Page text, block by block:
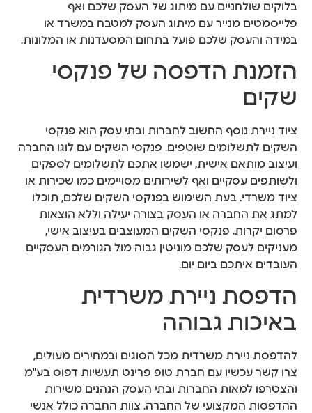
בלוקים שולחניים עם מיתוג של העסק שלכם ואף
פלייסמטים מנייר עם מיתוג העסק למטבח במשרד או
במידה והעסק שלכם פועל בתחום המסעדנות או המלונות.
הזמנת הדפסה של פנקסי
שקים
ציוד ניירת נוסף החשוב לחברות ובתי עסק הוא פנקסי
השקים לתשלומים שוטפים. פנקסי השקים עם לוגו החברה
ועיצוב מותאם אישית, ישמשו אתכם לתשלומים לספקים
ולשותפים עסקיים ואף לשירותים מסויימים כמו שכירות או
ציוד משרדי. בעת השימוש בפנקסי השקים שלכם, תוכלו
למתג את החברה או העסק בצורה יעילה וללא הוצאות
פרסום יקרות. פנקסי השקים המעוצבים בעיצוב אישי,
מעניקים לעסק שלכם מוניטין גבוה מול הגורמים העסקיים
העובדים איתכם ביום יום.
הדפסת ניירת משרדית
באיכות גבוהה
להדפסת ניירת משרדית מכל הסוגים ובמחירים מעולים,
צרו קשר עכשיו עם חברת טופ פרינט תעשיות דפוס בע"מ
והצטרפו למאות החברות ובתי העסק הנהנים משירות
ההדפסות המקצועי של החברה. צוות החברה כולל אנשי